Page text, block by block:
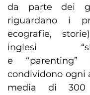
da parte dei
riguardano i
ecografie,
inglesi
e “parenting”
condividono ogni
media di